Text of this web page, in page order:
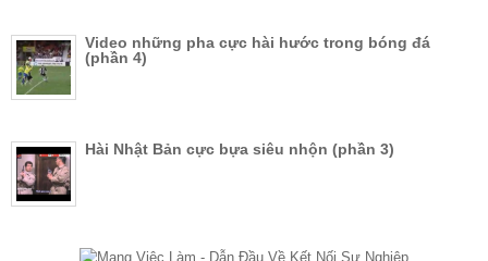
Video những pha cực hài hước trong bóng đá
(phần 4)
Hài Nhật Bản cực bựa siêu nhộn (phần 3)